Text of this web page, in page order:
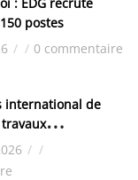
postes
/ / 0 commentaire
international de
de la zone
(PAZIF)
/ /